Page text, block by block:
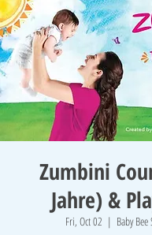
Zumbini
Jahre) &
Fri, Oct 02
  |
Baby